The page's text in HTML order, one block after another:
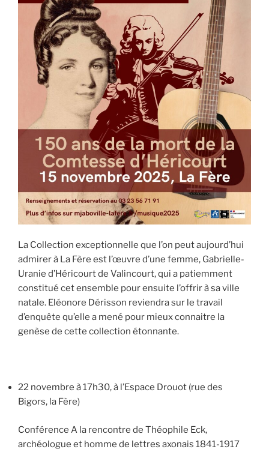
La Collection exceptionnelle que l’on peut aujourd’hui
admirer à La Fère est l’œuvre d’une femme, Gabrielle-
Uranie d’Héricourt de Valincourt, qui a patiemment
constitué cet ensemble pour ensuite l’offrir à sa ville
natale. Eléonore Dérisson reviendra sur le travail
d’enquête qu’elle a mené pour mieux connaitre la
genèse de cette collection étonnante.
22 novembre à 17h30, à l’Espace Drouot (rue des
Bigors, la Fère)
Conférence A la rencontre de Théophile Eck,
archéologue et homme de lettres axonais 1841-1917